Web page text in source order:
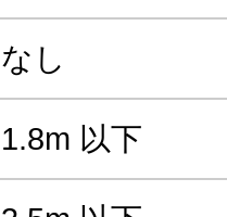
なし
1.8m 以下